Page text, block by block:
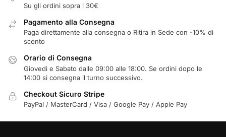
Su gli ordini sopra i 30€
Pagamento alla Consegna
Paga direttamente alla consegna o Ritira in Sede con -10% di
sconto
Orario di Consegna
Giovedì e Sabato dalle 09:00 alle 18:00. Se ordini dopo le
14:00 si consegna il turno successivo.
Checkout Sicuro Stripe
PayPal / MasterCard / Visa / Google Pay / Apple Pay